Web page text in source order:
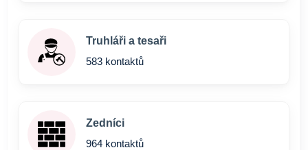
Truhláři a tesaři
583 kontaktů
Zedníci
964 kontaktů